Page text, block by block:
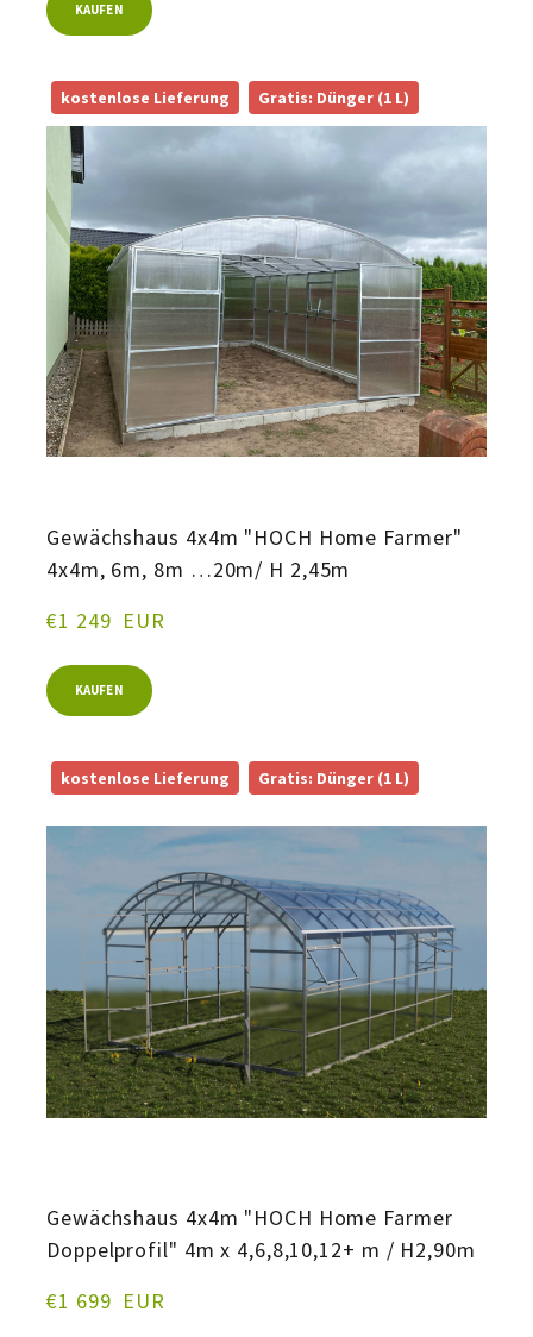
KAUFEN
kostenlose Lieferung Gratis: Dünger (1 L)
Gewächshaus 4x4m "HOCH Home Farmer"
4x4m, 6m, 8m …20m/ H 2,45m
€1 249  EUR
KAUFEN
kostenlose Lieferung Gratis: Dünger (1 L)
Gewächshaus 4x4m "HOCH Home Farmer
Doppelprofil" 4m x 4,6,8,10,12+ m / H2,90m
€1 699  EUR